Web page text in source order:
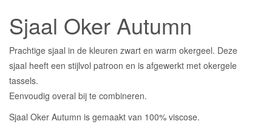
Sjaal Oker Autumn
Prachtige sjaal in de kleuren zwart en warm okergeel. Deze
sjaal heeft een stijlvol patroon en is afgewerkt met okergele
tassels.
Eenvoudig overal bij te combineren.
Sjaal Oker Autumn is gemaakt van 100% viscose.